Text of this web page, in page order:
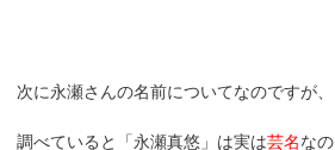
次に永瀬さんの名前についてなのですが、
調べていると「永瀬真悠」は実は芸名なの